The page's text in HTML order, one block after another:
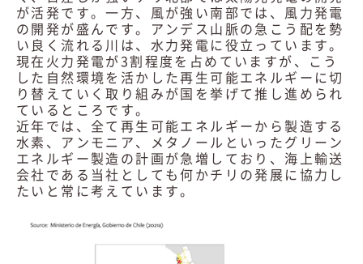
が活発です。一方、風が強い南部では、風力発電
の開発が盛んです。アンデス山脈の急こう配を勢
い良く流れる川は、水力発電に役立っています。
現在火力発電が3割程度を占めていますが、こう
した自然環境を活かした再生可能エネルギーに切
り替えていく取り組みが国を挙げて推し進められ
ているところです。
近年では、全て再生可能エネルギーから製造する
水素、アンモニア、メタノールといったグリーン
エネルギー製造の計画が急増しており、海上輸送
会社である当社としても何かチリの発展に協力し
たいと常に考えています。